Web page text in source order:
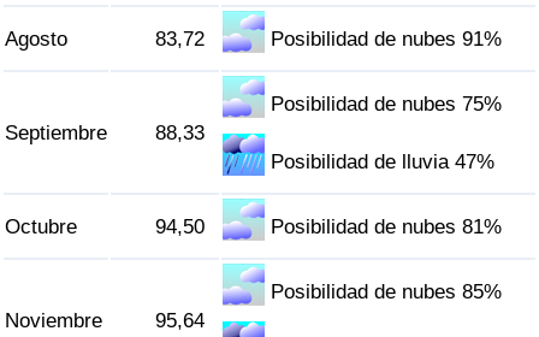
Agosto 83,72 Posibilidad de nubes 91%
Septiembre 88,33
Posibilidad de nubes 75%
Posibilidad de lluvia 47%
Octubre 94,50 Posibilidad de nubes 81%
Noviembre 95,64
Posibilidad de nubes 85%
Índice de Tráfico por País